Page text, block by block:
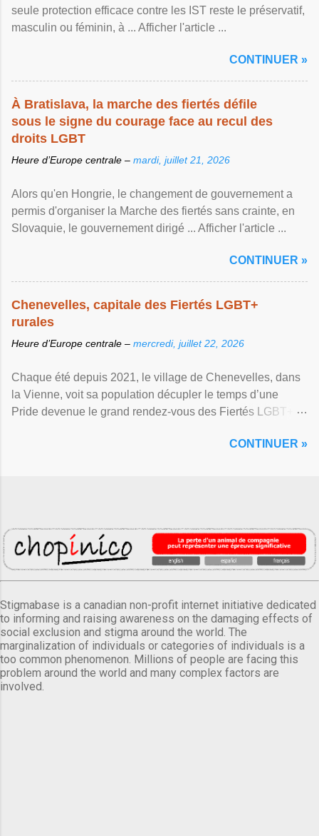
seule protection efficace contre les IST reste le préservatif,
masculin ou féminin, à ... Afficher l'article ...
CONTINUER »
À Bratislava, la marche des fiertés défile
sous le signe du courage face au recul des
droits LGBT
Heure d’Europe centrale – mardi, juillet 21, 2026
Alors qu'en Hongrie, le changement de gouvernement a
permis d'organiser la Marche des fiertés sans crainte, en
Slovaquie, le gouvernement dirigé ... Afficher l'article ...
CONTINUER »
Chenevelles, capitale des Fiertés LGBT+
rurales
Heure d’Europe centrale – mercredi, juillet 22, 2026
Chaque été depuis 2021, le village de Chenevelles, dans
la Vienne, voit sa population décupler le temps d’une
Pride devenue le grand rendez-vous des Fiertés LGBT+
CONTINUER »
Stigmabase is a canadian non-profit internet initiative dedicated
to informing and raising awareness on the damaging effects of
social exclusion and stigma around the world. The
marginalization of individuals or categories of individuals is a
too common phenomenon. Millions of people are facing this
problem around the world and many complex factors are
involved.